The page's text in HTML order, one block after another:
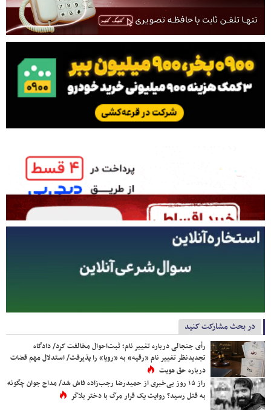
در بحث مشارکت کنید
رأی جنجالی درباره تغییر نام؛ ثبت‌احوال مخالفت کرد/ دادگاه
تجدیدنظر تغییر نام «رقیه» به «رویا» را پذیرفت/ استدلال مهم قضات
درباره حق هویت
راز ۱۵ روز بی‌خبری از حمیدرضا رجب‌زاده فاش شد/ مداح جوان چگونه
به قتل رسید؟ روایت یک قرار مرگ با دختر بلاگر